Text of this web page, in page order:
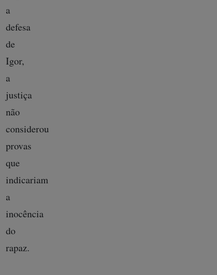
a
defesa
de
Igor,
a
justiça
não
considerou
provas
que
indicariam
a
inocência
do
rapaz.